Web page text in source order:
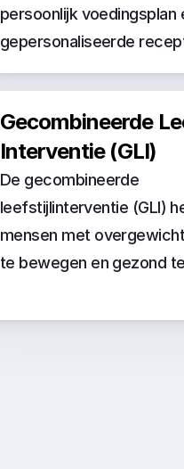
persoonlijk voedingsplan
gepersonaliseerde
Gecombineerde
Interventie (GLI)
De gecombineerde
leefstijlinterventie (GLI)
mensen met
te bewegen en gezond